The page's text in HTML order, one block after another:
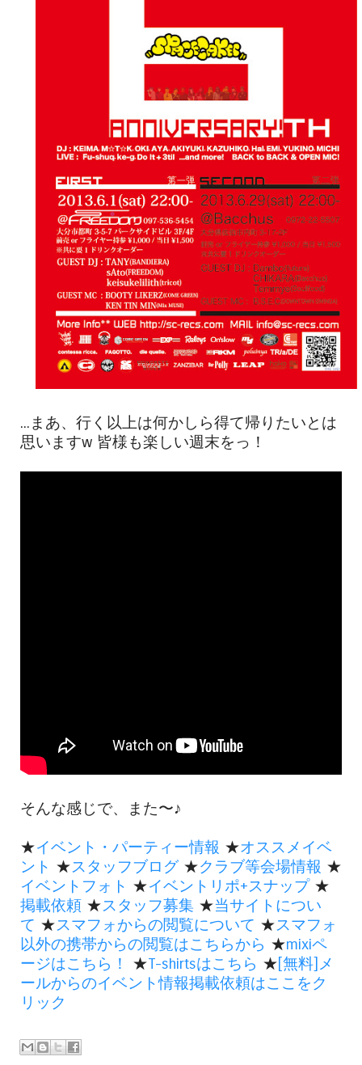
...まあ、行く以上は何かしら得て帰りたいとは
思いますw 皆様も楽しい週末をっ！
そんな感じで、また〜♪
★イベント・パーティー情報 ★オススメイベ
ント ★スタッフブログ ★クラブ等会場情報 ★
イベントフォト ★イベントリポ+スナップ★
掲載依頼 ★スタッフ募集 ★当サイトについ
て ★スマフォからの閲覧について ★スマフォ
以外の携帯からの閲覧はこちらから ★mixiペ
ージはこちら！
★T-shirtsはこちら ★[無料]メ
ールからのイベント情報掲載依頼はここをク
リック